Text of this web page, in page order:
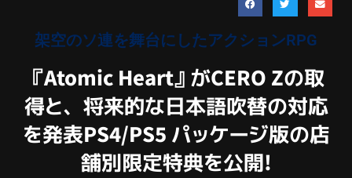
架空のソ連を舞台にしたアクションRPG
『Atomic Heart』がCERO Zの取
得と、将来的な日本語吹替の対応
を発表PS4/PS5 パッケージ版の店
舗別限定特典を公開!